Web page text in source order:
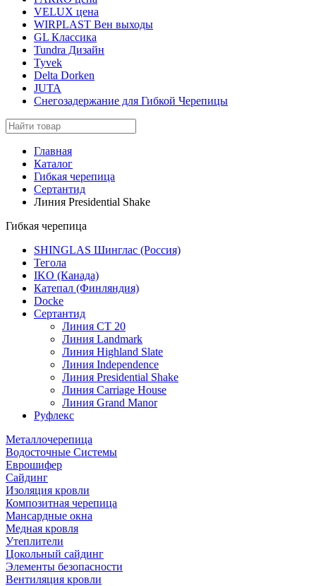
VELUX цена
WIRPLAST Вен выходы
GL Классика
Tundra Дизайн
Tyvek
Delta Dorken
JUTA
Снегозадержание для Гибкой Черепицы
Главная
Каталог
Гибкая черепица
Сертантид
Линия Presidential Shake
Гибкая черепица
SHINGLAS Шинглас (Россия)
Тегола
IKO (Канада)
Катепал (Финляндия)
Docke
Сертантид
Линия СТ 20
Линия Landmark
Линия Highland Slate
Линия Independence
Линия Presidential Shake
Линия Carriage House
Линия Grand Manor
Руфлекс
Металлочерепица
Водосточные Системы
Еврошифер
Сайдинг
Изоляция кровли
Композитная черепица
Мансардные окна
Медная кровля
Утеплители
Цокольный сайдинг
Элементы безопасности
Вентиляция кровли